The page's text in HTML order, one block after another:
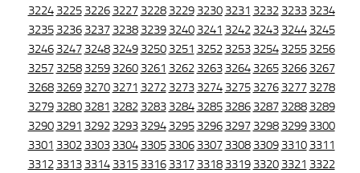
3224 3225 3226 3227 3228 3229 3230 3231 3232 3233 3234
3235 3236 3237 3238 3239 3240 3241 3242 3243 3244 3245
3246 3247 3248 3249 3250 3251 3252 3253 3254 3255 3256
3257 3258 3259 3260 3261 3262 3263 3264 3265 3266 3267
3268 3269 3270 3271 3272 3273 3274 3275 3276 3277 3278
3279 3280 3281 3282 3283 3284 3285 3286 3287 3288 3289
3290 3291 3292 3293 3294 3295 3296 3297 3298 3299 3300
3301 3302 3303 3304 3305 3306 3307 3308 3309 3310 3311
3312 3313 3314 3315 3316 3317 3318 3319 3320 3321 3322